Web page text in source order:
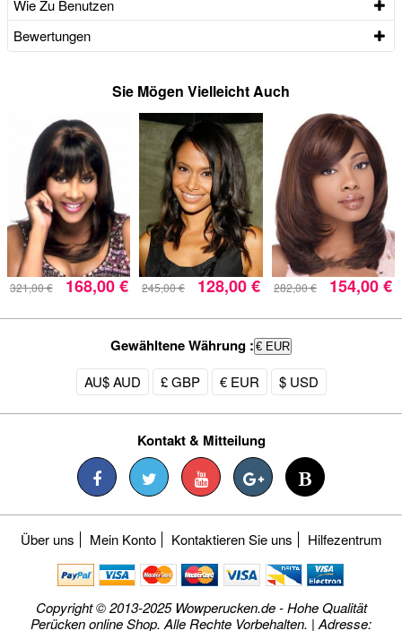
Wie Zu Benutzen
Bewertungen
Sie Mögen Vielleicht Auch
321,00 € 168,00 € 245,00 € 128,00 € 282,00 € 154,00 €
Gewähltene Währung : € EUR
AU$ AUD £ GBP € EUR $ USD
Kontakt & Mitteilung
Über uns Mein Konto Kontaktieren Sie uns Hilfezentrum
Copyright © 2013-2025 Wowperucken.de - Hohe Qualität
Perücken online Shop. Alle Rechte Vorbehalten. | Adresse: